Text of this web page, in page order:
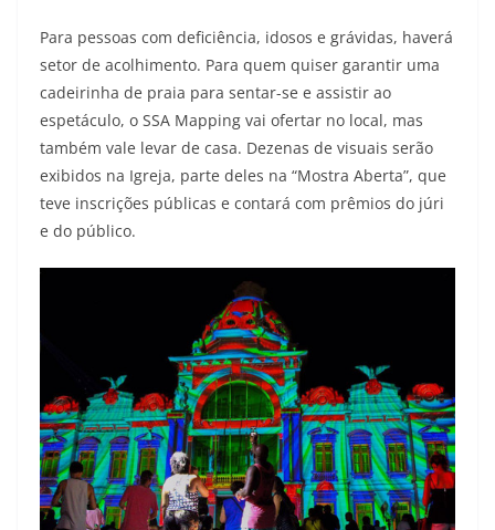
Para pessoas com deficiência, idosos e grávidas, haverá
setor de acolhimento. Para quem quiser garantir uma
cadeirinha de praia para sentar-se e assistir ao
espetáculo, o SSA Mapping vai ofertar no local, mas
também vale levar de casa. Dezenas de visuais serão
exibidos na Igreja, parte deles na “Mostra Aberta”, que
teve inscrições públicas e contará com prêmios do júri
e do público.